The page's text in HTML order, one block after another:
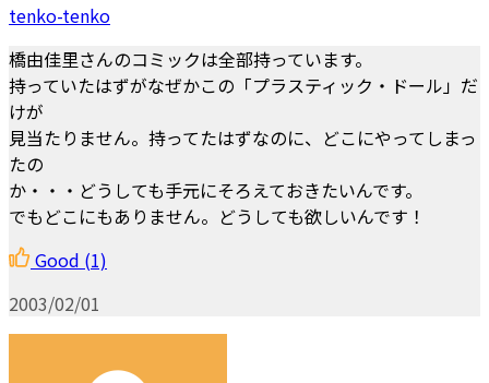
tenko-tenko
橋由佳里さんのコミックは全部持っています。
持っていたはずがなぜかこの「プラスティック・ドール」だ
けが
見当たりません。持ってたはずなのに、どこにやってしまっ
たの
か・・・どうしても手元にそろえておきたいんです。
でもどこにもありません。どうしても欲しいんです！
Good (1)
2003/02/01